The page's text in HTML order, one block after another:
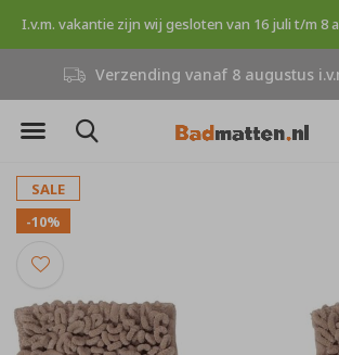
Verzending vanaf 8 augustus
SALE
-10%